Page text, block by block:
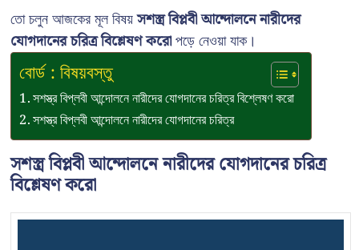
তো চলুন আজকের মূল বিষয়সশস্ত্র বিপ্লবী আন্দোলনে নারীদের
যোগদানের চরিত্র বিশ্লেষণ করোপড়ে নেওয়া যাক।
বোর্ড : বিষয়বস্তু
সশস্ত্র বিপ্লবী আন্দোলনে নারীদের যোগদানের চরিত্র বিশ্লেষণ করো
সশস্ত্র বিপ্লবী আন্দোলনে নারীদের যোগদানের চরিত্র
সশস্ত্র বিপ্লবী আন্দোলনে নারীদের যোগদানের চরিত্র
বিশ্লেষণ করো